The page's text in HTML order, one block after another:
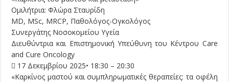
Ομιλήτρια: Φλώρα Σταυρίδη
MD, MSc, MRCP, Παθολόγος-Ογκολόγος
Συνεργάτης Νοσοκομείου Υγεία
Διευθύντρια και Επιστημονική Υπεύθυνη του Κέντρου Care
and Cure Oncology
 17 Δεκεμβρίου 2025• 18:30 – 20:30
«Καρκίνος μαστού και συμπληρωματικές θεραπείες: τα οφέλη